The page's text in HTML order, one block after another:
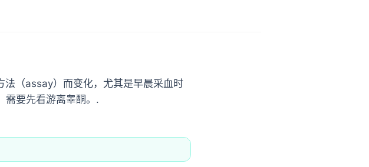
法（assay）而变化，尤其是早晨采血时
需要先看游离睾酮。.